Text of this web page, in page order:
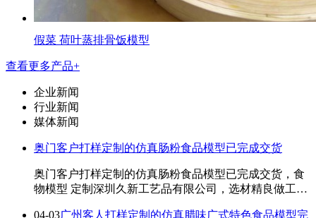
假菜 荷叶蒸排骨饭模型
查看更多产品+
企业新闻
行业新闻
媒体新闻
奥门客户打样定制的仿真肠粉食品模型已完成交货
奥门客户打样定制的仿真肠粉食品模型已完成交货，食
物模型 定制深圳久新工艺品有限公司，选材精良做工精
04-03广州客人打样定制的仿真腊味广式特色食品模型完